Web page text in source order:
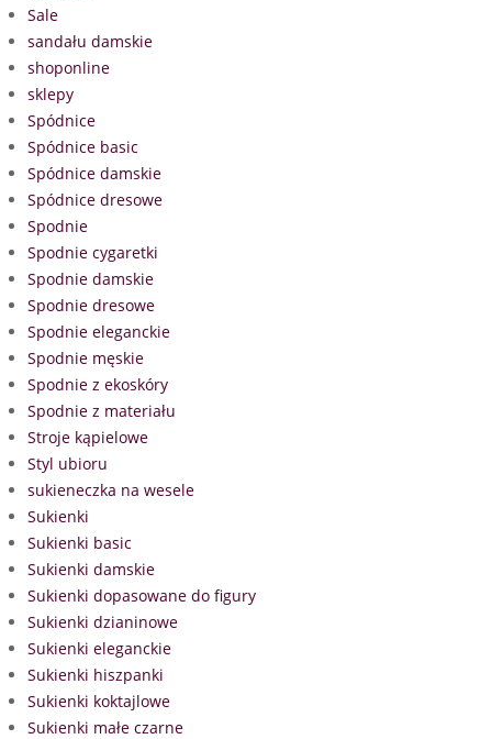
Sale
sandału damskie
shoponline
sklepy
Spódnice
Spódnice basic
Spódnice damskie
Spódnice dresowe
Spodnie
Spodnie cygaretki
Spodnie damskie
Spodnie dresowe
Spodnie eleganckie
Spodnie męskie
Spodnie z ekoskóry
Spodnie z materiału
Stroje kąpielowe
Styl ubioru
sukieneczka na wesele
Sukienki
Sukienki basic
Sukienki damskie
Sukienki dopasowane do figury
Sukienki dzianinowe
Sukienki eleganckie
Sukienki hiszpanki
Sukienki koktajlowe
Sukienki małe czarne